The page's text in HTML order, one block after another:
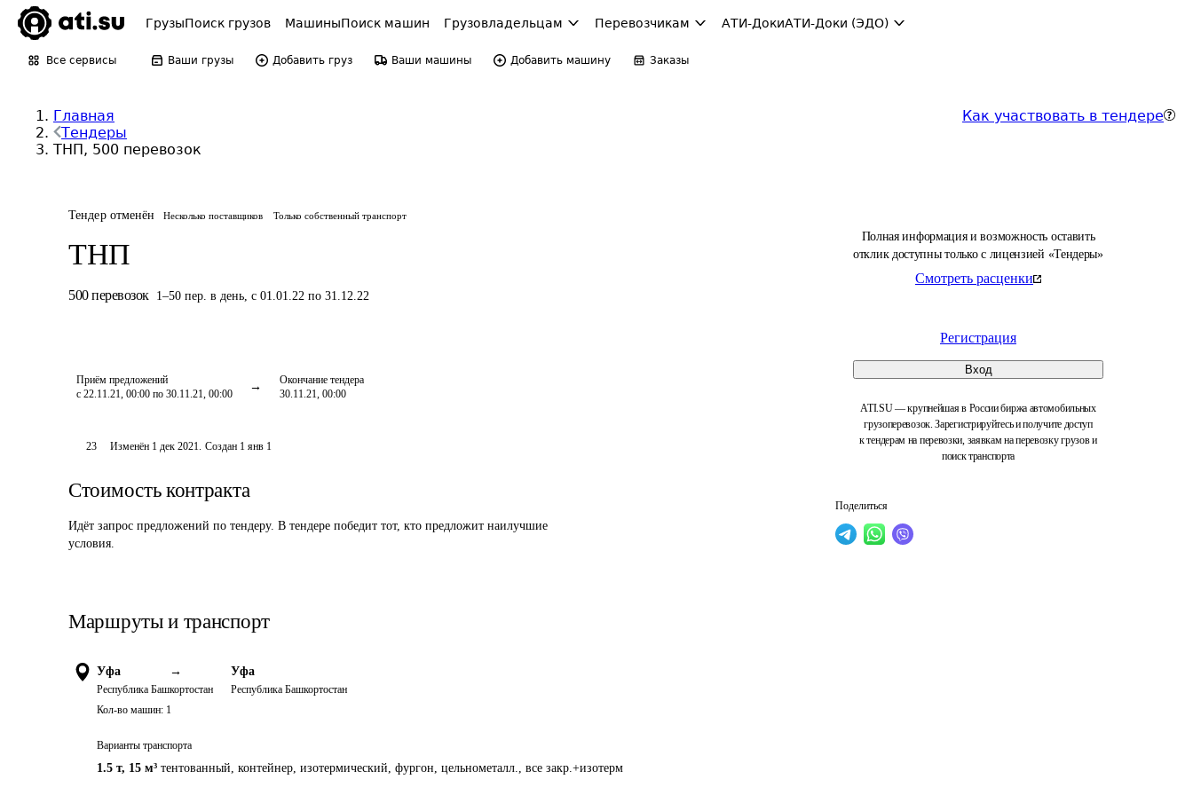
ГрузыПоиск грузов МашиныПоиск машин Грузовладельцам Перевозчикам АТИ-ДокиАТИ-Доки (ЭДО)
Все сервисы Ваши грузы Добавить груз Ваши машины Добавить машину Заказы
Главная
Тендеры
ТНП, 500 перевозок
Как участвовать в тендере
Тендер отменён Несколько поставщиков Только собственный транспорт
ТНП
500 перевозок 1–50 пер. в день, с 01.01.22 по 31.12.22
Приём предложений
с 22.11.21, 00:00 по 30.11.21, 00:00
Окончание тендера
30.11.21, 00:00
Полная информация и возможность оставить
отклик доступны только с лицензией «Тендеры»
Смотреть расценки
Регистрация
Вход
ATI.SU — крупнейшая в России биржа автомобильных
грузоперевозок. Зарегистрируйтесь и получите доступ
к тендерам на перевозки, заявкам на перевозку грузов и
поиск транспорта
Поделиться
23 Изменён 1 дек 2021. Создан 1 янв 1
Стоимость контракта
Идёт запрос предложений по тендеру. В тендере победит тот, кто предложит наилучшие
условия.
Маршруты и транспорт
Уфа →
Республика Башкортостан
Уфа
Республика Башкортостан
Кол-во машин: 1
Варианты транспорта
1.5 т, 15 м³ тентованный, контейнер, изотермический, фургон, цельнометалл., все закр.+изотерм